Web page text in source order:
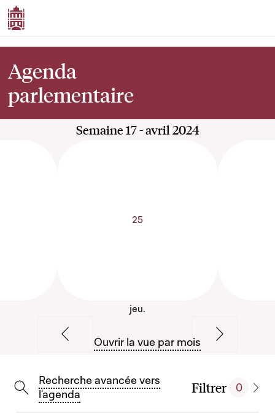
Agenda
parlementaire
Semaine 17 - avril 2024
25
jeu.
Semaine précédente
Ouvrir la vue par mois
Recherche avancée vers
l'agenda
Filtrer 0
Afficher la